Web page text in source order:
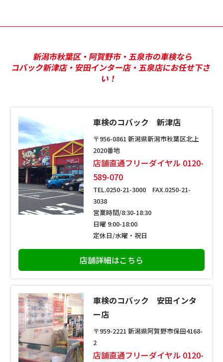
新潟市秋葉区・阿賀野市・五泉市の車検なら
コバック新津店・安田インター店・五泉店にお任せ下さ
い！
車検のコバック 新津店
〒956-0861 新潟県新潟市秋葉区北上
2020番地
店舗直通フリーダイヤル 0120-
589-070
TEL.0250-21-3000 FAX.0250-21-
3038
営業時間/8:30-18:30
日曜 9:00-18:00
定休日/水曜・祝日
店舗詳細はこちら
車検のコバック 安田インタ
ー店
〒959-2221 新潟県阿賀野市保田4168-
2
店舗直通フリーダイヤル 0120-